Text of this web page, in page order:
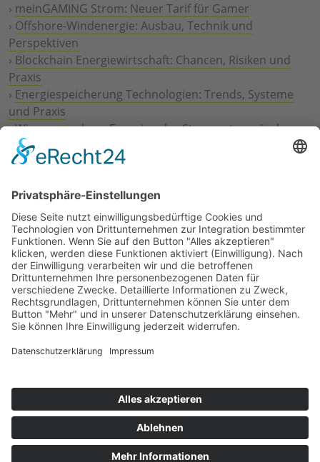
› meinGAMING Strom: Neuer Tarif für Gamer
› Offshore-Windenergie: Ausbau, Technik und
Perspektiven
› Blockchain Energiewirtschaft: Chancen, Risiken und
Praxis
› Energiespeicherung Technologien: Trends, Systeme
und Praxis
›Wie erneuerbare Energien das Stromnetz verändern
Digitalisierung Energiewirtschaft: Effizienz, Netze und
Prozesse
Geschäftsmodelle
›Vorstandswechsel Westenergie: Böddeling übernimmt
befristet
›Wasserstoff-Hochlauf: Dialog, Infrastruktur und
konkrete Schritte
›Solaranlage Regenbogenfarben: FC St. Pauli und
LichtBlick installieren erste weltweite Anlage
Jetzt an der STUDIE360 teilnehmen
Wir möchten Transparenz mit einheitlichen Kriterien
kostenlose Teilnahme wichtig. Die Ergebnisse werden
umgehend nach Teilnahme und Auswertung auf
unserer Webseite zur Verfügung gestellt.